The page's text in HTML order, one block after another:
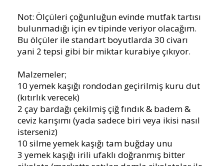
Not: Ölçüleri çoğunluğun evinde mutfak tartısı
bulunmadığı için ev tipinde veriyor olacağım.
Bu ölçüler ile standart boyutlarda 30 civarı
yani 2 tepsi gibi bir miktar kurabiye çıkıyor.
Malzemeler;
10 yemek kaşığı rondodan geçirilmiş kuru dut
(kıtırlık verecek)
2 çay bardağı çekilmiş çiğ fındık & badem &
ceviz karışımı (yada sadece biri veya ikisi nasıl
isterseniz)
10 silme yemek kaşığı tam buğday unu
3 yemek kaşığı irili ufaklı doğranmış bitter